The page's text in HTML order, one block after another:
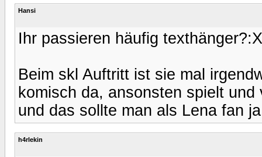
Hansi
Ihr passieren häufig texthänger?:X
Beim skl Auftritt ist sie mal
komisch da, ansonsten spielt
und das sollte man als Lena fan
h4rlekin